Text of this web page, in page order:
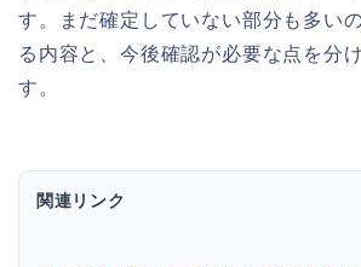
す。まだ確定していない部分も多い
る内容と、今後確認が必要な点を分
す。
関連リンク